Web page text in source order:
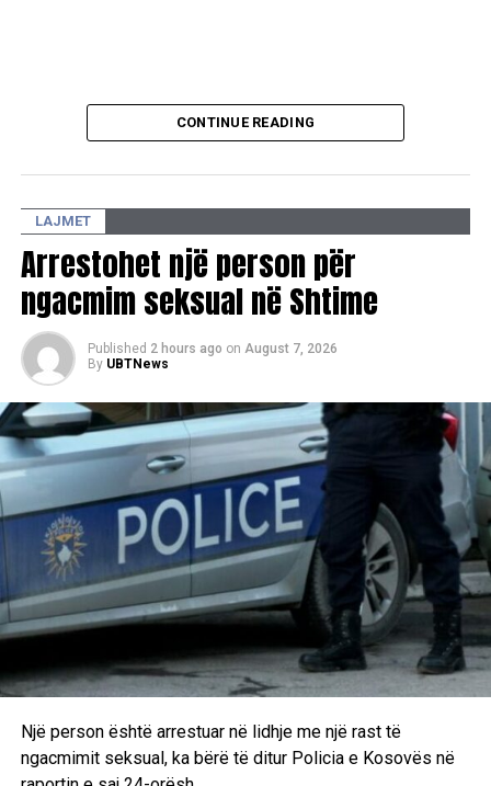
CONTINUE READING
LAJMET
Arrestohet një person për
ngacmim seksual në Shtime
Published 2 hours ago on August 7, 2026
By UBTNews
Një person është arrestuar në lidhje me një rast të
ngacmimit seksual, ka bërë të ditur Policia e Kosovës në